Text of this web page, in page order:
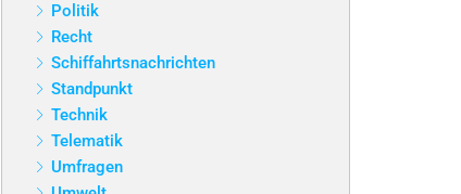
Politik
Recht
Schiffahrtsnachrichten
Standpunkt
Technik
Telematik
Umfragen